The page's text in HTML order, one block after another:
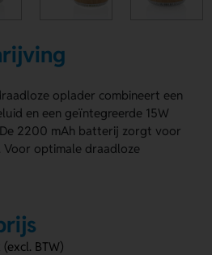
oplader combineert een
en een geïntegreerde 15W
2200 mAh batterij zorgt voor
Voor optimale draadloze
tot 10 meter. De bovenzijde
Inclusief 120 cm TPE PVC-
BTW)